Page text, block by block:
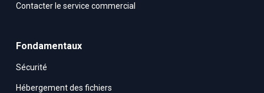
Contacter le service commercial
Fondamentaux
Sécurité
Hébergement des fichiers